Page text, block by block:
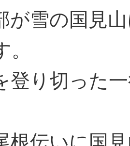
が雪の国見
登り切った